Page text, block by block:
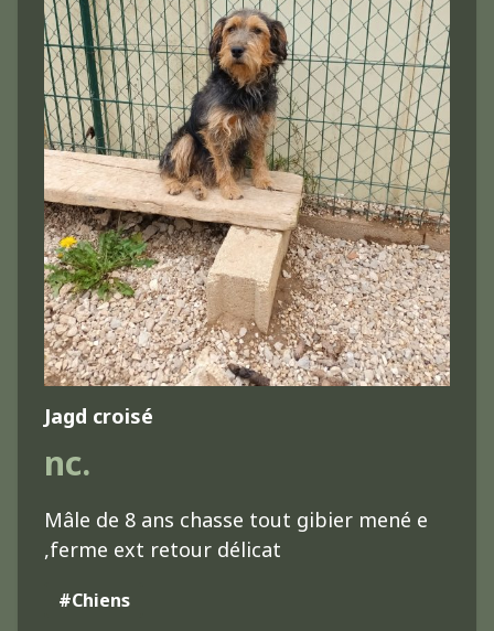
Jagd croisé
nc.
Mâle de 8 ans chasse tout gibier mené e
,ferme ext retour délicat
#Chiens